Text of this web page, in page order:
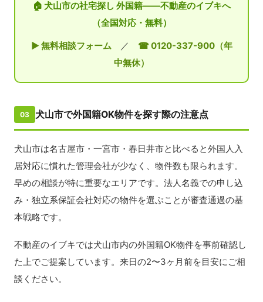
🏠 犬山市の社宅探し 外国籍——不動産のイブキへ
（全国対応・無料）
▶ 無料相談フォーム ／ ☎ 0120-337-900（年
中無休）
03 犬山市で外国籍OK物件を探す際の注意点
犬山市は名古屋市・一宮市・春日井市と比べると外国人入
居対応に慣れた管理会社が少なく、物件数も限られます。
早めの相談が特に重要なエリアです。法人名義での申し込
み・独立系保証会社対応の物件を選ぶことが審査通過の基
本戦略です。
不動産のイブキでは犬山市内の外国籍OK物件を事前確認し
た上でご提案しています。来日の2〜3ヶ月前を目安にご相
談ください。